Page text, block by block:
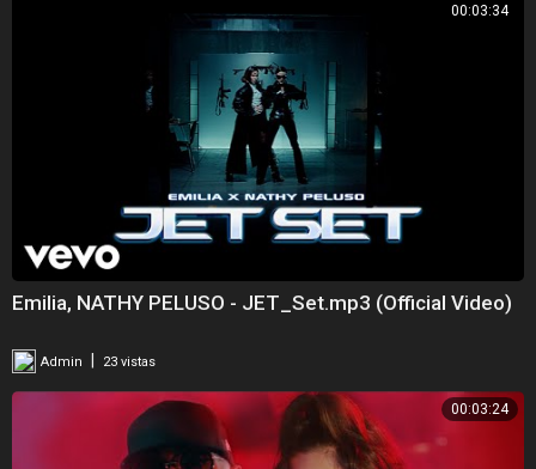
00:03:34
Emilia, NATHY PELUSO - JET_Set.mp3 (Official Video)
Admin 23 vistas
00:03:24